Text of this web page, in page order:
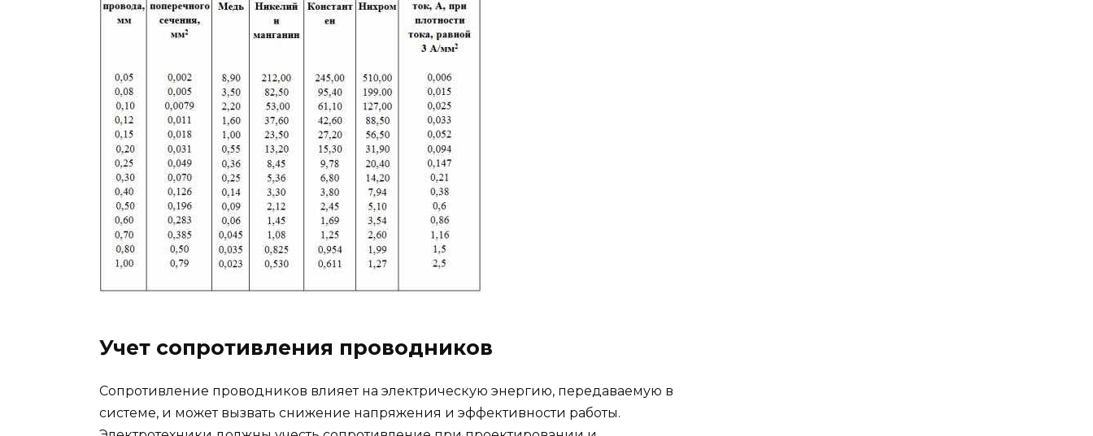
Учет сопротивления проводников
Сопротивление проводников влияет на электрическую энергию, передаваемую в
системе, и может вызвать снижение напряжения и эффективности работы.